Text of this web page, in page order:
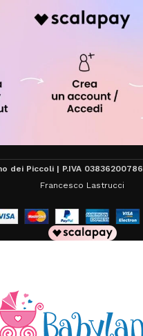
dei Piccoli | P.IVA 03836200786
Francesco Lastrucci